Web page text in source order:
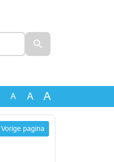
A A A
Vorige pagina